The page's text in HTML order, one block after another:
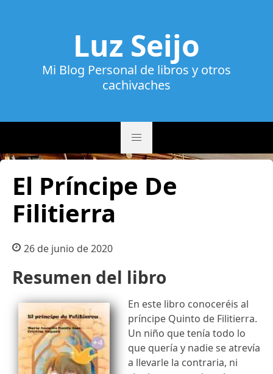
Luz Seijo
Mi Blog Personal de libros y otros
cachivaches
El Príncipe De
Filitierra
26 de junio de 2020
Resumen del libro
En este libro conoceréis al
príncipe Quinto de Filitierra.
Un niño que tenía todo lo
que quería y nadie se atrevía
a llevarle la contraria, ni